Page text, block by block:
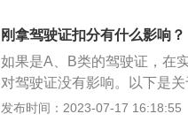
核发实现。这表明获取驾驶
发。
刚拿驾驶证扣分有什么影响？
如果是A、B类的驾驶证，在
对驾驶证没有影响。以下是
白色，不着制式服装，人像
发布时间：2023-07-17 16:18:55